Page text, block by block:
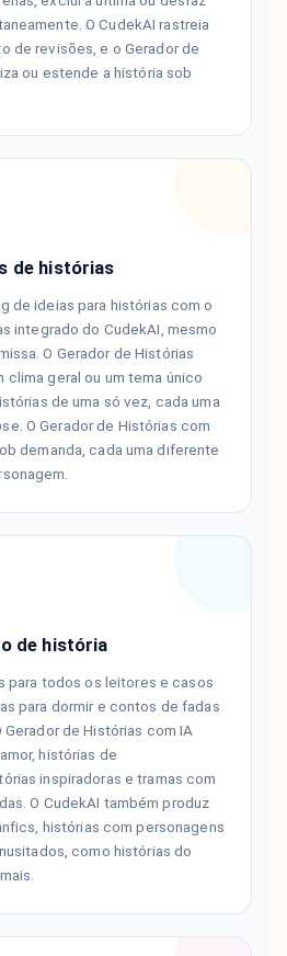
O CudekAI rastreia
de revisões, e o Gerador de
ou estende a história sob
de histórias
de ideias para histórias com o
integrado do CudekAI, mesmo
O Gerador de Histórias
clima geral ou um tema único
de uma só vez, cada uma
O Gerador de Histórias com
demanda, cada uma diferente
de história
para todos os leitores e casos
para dormir e contos de fadas
de Histórias com IA
histórias de
inspiradoras e tramas com
O CudekAI também produz
histórias com personagens
como histórias do